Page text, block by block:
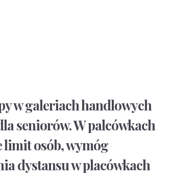
w galeriach handlowych
seniorów. W palcówkach
osób, wymóg
dystansu w placówkach